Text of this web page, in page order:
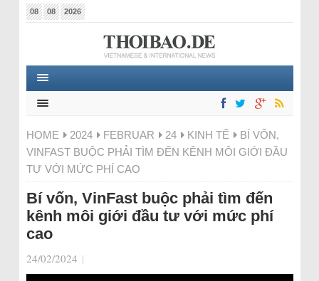
08 08 2026
HOME 2024 FEBRUAR 24 KINH TẾ
BÍ VỐN,
VINFAST BUỘC PHẢI TÌM ĐẾN KÊNH MÔI GIỚI ĐẦU
TƯ VỚI MỨC PHÍ CAO
Bí vốn, VinFast buộc phải tìm đến
kênh môi giới đầu tư với mức phí
cao
24/02/2024 |